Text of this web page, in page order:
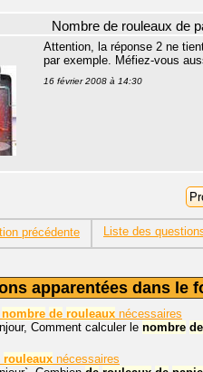
Nombre de rouleaux de
Attention, la réponse 2 ne
par exemple. Méfiez-vous
16 février 2008 à 14:30
précédente Liste des
apparentées dans le
nombre de rouleaux nécessaires
Comment calculer le nombre de
rouleaux nécessaires